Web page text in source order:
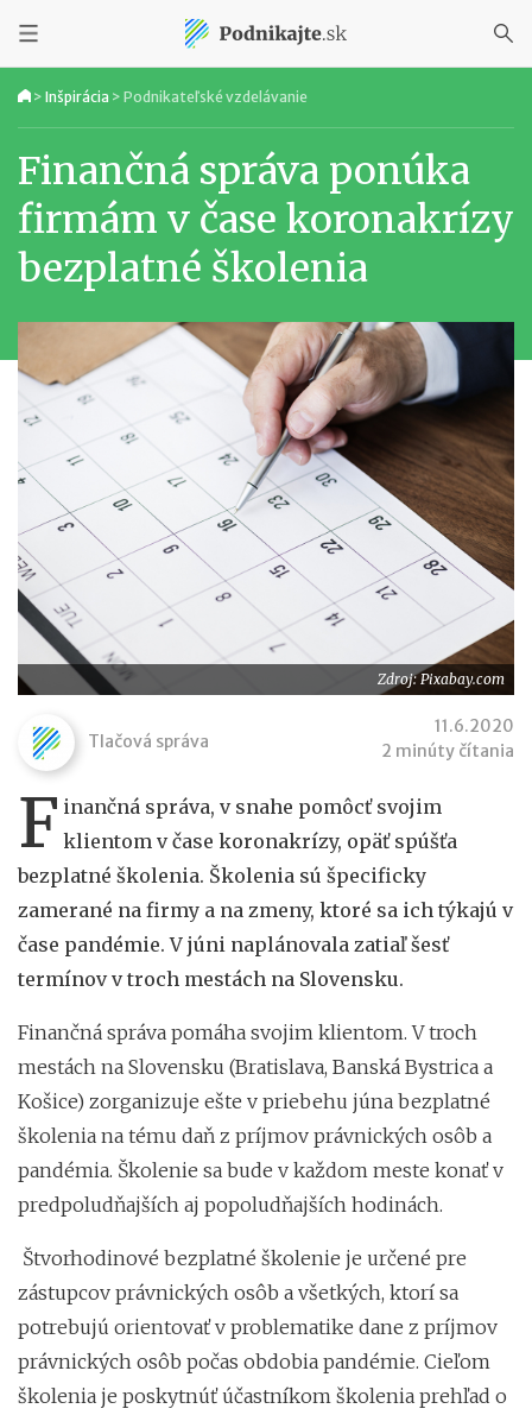
> Inšpirácia > Podnikateľské vzdelávanie
Finančná správa ponúka
firmám v čase koronakrízy
bezplatné školenia
Zdroj: Pixabay.com
Tlačová správa
11.6.2020
2 minúty čítania
F inančná správa, v snahe pomôcť svojim
klientom v čase koronakrízy, opäť spúšťa
bezplatné školenia. Školenia sú špecificky
zamerané na firmy a na zmeny, ktoré sa ich týkajú v
čase pandémie. V júni naplánovala zatiaľ šesť
termínov v troch mestách na Slovensku.
Finančná správa pomáha svojim klientom. V troch
mestách na Slovensku (Bratislava, Banská Bystrica a
Košice) zorganizuje ešte v priebehu júna bezplatné
školenia na tému daň z príjmov právnických osôb a
pandémia. Školenie sa bude v každom meste konať v
predpoludňajších aj popoludňajších hodinách.
Štvorhodinové bezplatné školenie je určené pre
zástupcov právnických osôb a všetkých, ktorí sa
potrebujú orientovať v problematike dane z príjmov
právnických osôb počas obdobia pandémie. Cieľom
školenia je poskytnúť účastníkom školenia prehľad o